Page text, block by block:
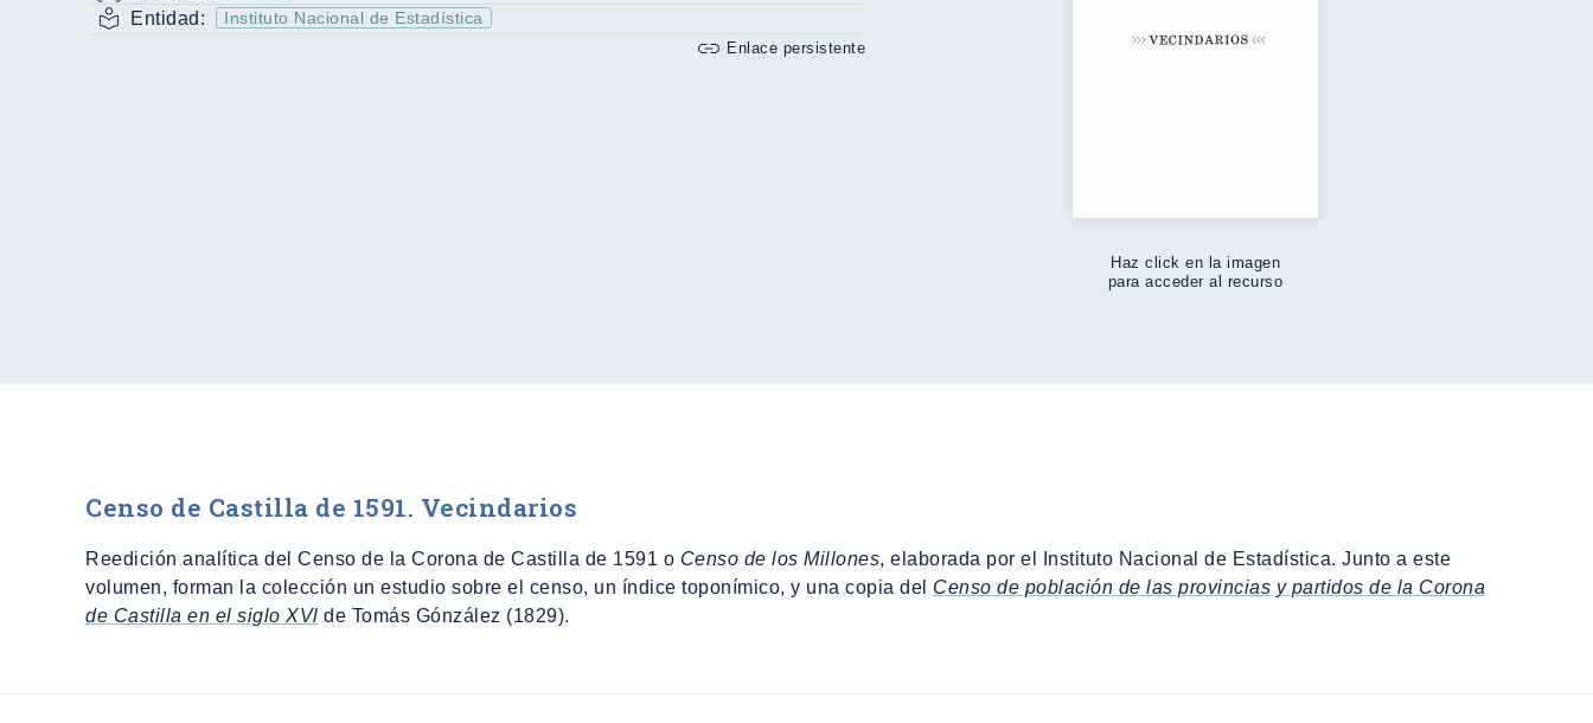
Entidad: Instituto Nacional de Estadística
Enlace persistente
Haz click en la imagen
para acceder al recurso
Censo de Castilla de 1591. Vecindarios
Reedición analítica del Censo de la Corona de Castilla de 1591 o Censo de los Millones, elaborada por el Instituto Nacional de Estadística. Junto a este
volumen, forman la colección un estudio sobre el censo, un índice toponímico, y una copia del Censo de población de las provincias y partidos de la Corona
de Castilla en el siglo XVl de Tomás Gónzález (1829).